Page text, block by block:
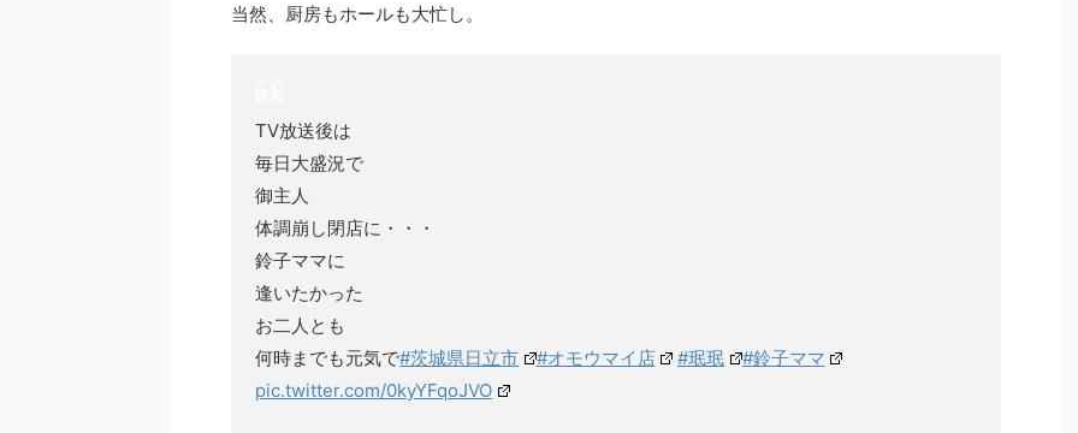
当然、厨房もホールも大忙し。
TV放送後は
毎日大盛況で
御主人
体調崩し閉店に・・・
鈴子ママに
逢いたかった
お二人とも
何時までも元気で#茨城県日立市 #オモウマイ店 #珉珉
#鈴子ママ
pic.twitter.com/0kyYFqoJVO